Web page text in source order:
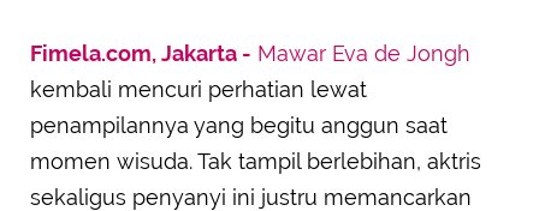
Fimela.com, Jakarta - Mawar Eva de Jongh
kembali mencuri perhatian lewat
penampilannya yang begitu anggun saat
momen wisuda. Tak tampil berlebihan, aktris
sekaligus penyanyi ini justru memancarkan